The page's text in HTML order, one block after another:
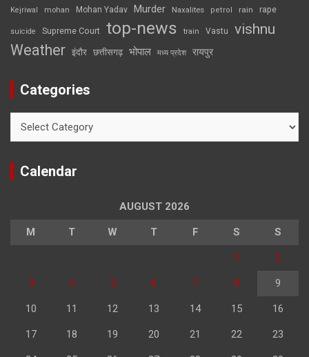
Kejriwal mohan Mohan Yadav Murder Naxalites petrol rain rape
suicide Supreme Court top-news train Vastu vishnu
Weather इंदौर छत्तीसगढ़ भोपाल मध्य प्रदेश रायपुर
Categories
Calendar
AUGUST 2026
M T W T F S S
1 2
3 4 5 6 7 8 9
10 11 12 13 14 15 16
17 18 19 20 21 22 23